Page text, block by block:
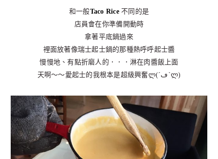
和一般Taco Rice不同的是
店員會在你準備開動時
拿著平底鍋過來
裡面放著像瑞士起士鍋的那種熱呼呼起士醬
慢慢地、有點折磨人的．．．淋在肉醬飯上面
天啊～～愛起士的我根本是超級興奮ლ(´ڡ`ლ)